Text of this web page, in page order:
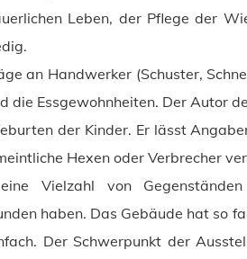
Leben, der Pflege der
an Handwerker (Schuster,
die Essgewohnheiten. Der Autor
der Kinder. Er lässt
Hexen oder Verbrecher
Vielzahl von
haben. Das Gebäude hat so
Der Schwerpunkt der